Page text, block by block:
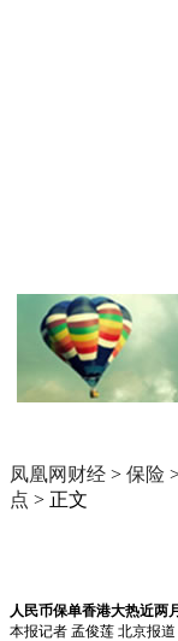
凤凰网财经 > 保险
点 > 正文
人民币保单香港大热近两
本报记者 孟俊莲 北京报道